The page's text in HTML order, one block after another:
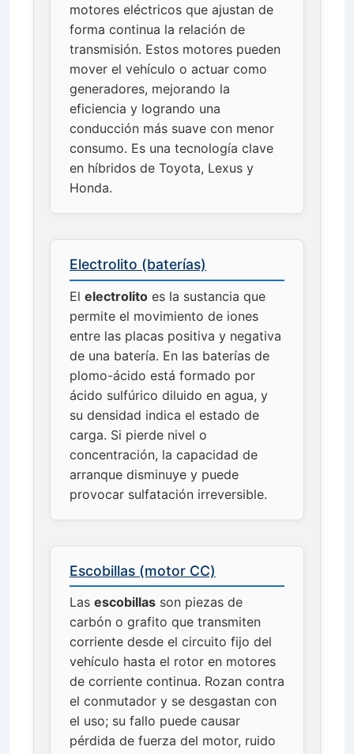
motores eléctricos que ajustan de
forma continua la relación de
transmisión. Estos motores pueden
mover el vehículo o actuar como
generadores, mejorando la
eficiencia y logrando una
conducción más suave con menor
consumo. Es una tecnología clave
en híbridos de Toyota, Lexus y
Honda.
Electrolito (baterías)
El electrolito es la sustancia que
permite el movimiento de iones
entre las placas positiva y negativa
de una batería. En las baterías de
plomo-ácido está formado por
ácido sulfúrico diluido en agua, y
su densidad indica el estado de
carga. Si pierde nivel o
concentración, la capacidad de
arranque disminuye y puede
provocar sulfatación irreversible.
Escobillas (motor CC)
Las escobillas son piezas de
carbón o grafito que transmiten
corriente desde el circuito fijo del
vehículo hasta el rotor en motores
de corriente continua. Rozan contra
el conmutador y se desgastan con
el uso; su fallo puede causar
pérdida de fuerza del motor, ruido